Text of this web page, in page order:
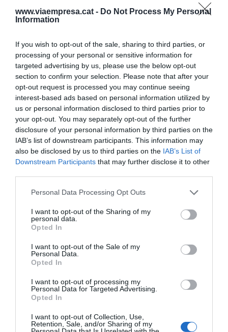
www.viaempresa.cat - Do Not Process My Personal
Information
If you wish to opt-out of the sale, sharing to third parties, or
processing of your personal or sensitive information for
targeted advertising by us, please use the below opt-out
section to confirm your selection. Please note that after your
opt-out request is processed you may continue seeing
interest-based ads based on personal information utilized by
us or personal information disclosed to third parties prior to
your opt-out. You may separately opt-out of the further
disclosure of your personal information by third parties on the
IAB’s list of downstream participants. This information may
also be disclosed by us to third parties on the IAB’s List of
Downstream Participants that may further disclose it to other
Personal Data Processing Opt Outs
I want to opt-out of the Sharing of my
personal data.
Opted In
I want to opt-out of the Sale of my
Personal Data.
Opted In
I want to opt-out of processing my
Personal Data for Targeted Advertising.
Opted In
I want to opt-out of Collection, Use,
Retention, Sale, and/or Sharing of my
máster.
cuales dos forman parte de la oficina situada
en Barcelona:Elisabeth de Nadal yRoger
Freixes. La primera jurista está especializada en
el ámbito empresarial y de los derechos humanos,
mientras que el segundo focaliza la actividad en el
mundo mercantil.
-Novedades en laCorporació Catalana de
Mitjans Audiovisuals. El periodistaDavid
Melgarejoserá el responsable de TV3 y
Catalunya Ràdio en Madrid, después de ganar un
Melgarejo era corresponsal de la televisión pública
catalana en París.
Jordi B.Oliva
PROA), una tarea que inició hace dos años. El
productor de Imagic TV quiere consolidar el rol de
la entidad como promotora de la producción